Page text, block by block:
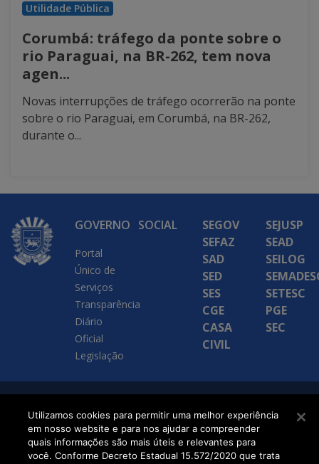
Utilidade Pública
Corumbá: tráfego da ponte sobre o
rio Paraguai, na BR-262, tem nova
agen...
Novas interrupções de tráfego ocorrerão na ponte
sobre o rio Paraguai, em Corumbá, na BR-262,
durante o...
GOVERNO
Portal
Único de
Serviços
Transparência
Diário
Oficial
Legislação
SOCIAL
SEGOV
SEFAZ
SAD
SED
SES
CGE
CASA
CIVIL
SEJUSP
SEAD
SEILOG
SETESC
PGE
SEC
SETDIG | Secretaria-
Executiva de
Transformação Digital
Utilizamos cookies para permitir uma melhor experiência
em nosso website e para nos ajudar a compreender
quais informações são mais úteis e relevantes para
você. Conforme Decreto Estadual 15.572/2020 que trata